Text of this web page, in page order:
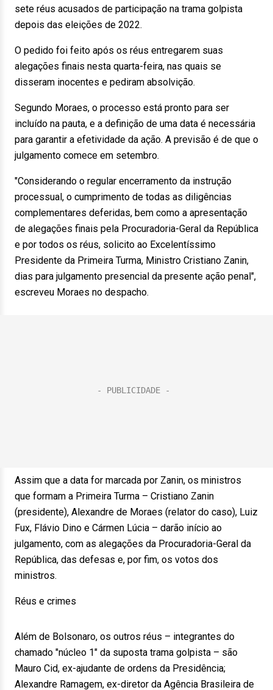
sete réus acusados de participação na trama golpista
depois das eleições de 2022.
O pedido foi feito após os réus entregarem suas
alegações finais nesta quarta-feira, nas quais se
disseram inocentes e pediram absolvição.
Segundo Moraes, o processo está pronto para ser
incluído na pauta, e a definição de uma data é necessária
para garantir a efetividade da ação. A previsão é de que o
julgamento comece em setembro.
"Considerando o regular encerramento da instrução
processual, o cumprimento de todas as diligências
complementares deferidas, bem como a apresentação
de alegações finais pela Procuradoria-Geral da República
e por todos os réus, solicito ao Excelentíssimo
Presidente da Primeira Turma, Ministro Cristiano Zanin,
dias para julgamento presencial da presente ação penal",
escreveu Moraes no despacho.
Assim que a data for marcada por Zanin, os ministros
que formam a Primeira Turma – Cristiano Zanin
(presidente), Alexandre de Moraes (relator do caso), Luiz
Fux, Flávio Dino e Cármen Lúcia – darão início ao
julgamento, com as alegações da Procuradoria-Geral da
República, das defesas e, por fim, os votos dos
ministros.
Réus e crimes
Além de Bolsonaro, os outros réus – integrantes do
chamado "núcleo 1" da suposta trama golpista – são
Mauro Cid, ex-ajudante de ordens da Presidência;
Alexandre Ramagem, ex-diretor da Agência Brasileira de